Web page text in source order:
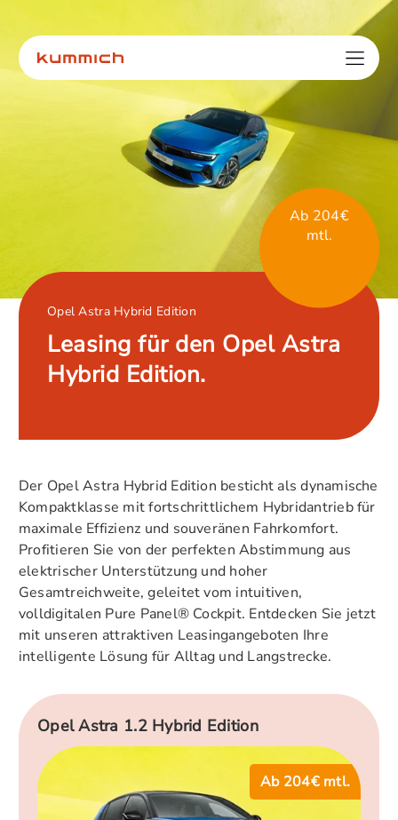
Opel Astra Hybrid Edition
Leasing für den Opel Astra
Hybrid Edition.
Ab 204€
mtl.
Der Opel Astra Hybrid Edition besticht als dynamische
Kompaktklasse mit fortschrittlichem Hybridantrieb für
maximale Effizienz und souveränen Fahrkomfort.
Profitieren Sie von der perfekten Abstimmung aus
elektrischer Unterstützung und hoher
Gesamtreichweite, geleitet vom intuitiven,
volldigitalen Pure Panel® Cockpit. Entdecken Sie jetzt
mit unseren attraktiven Leasingangeboten Ihre
intelligente Lösung für Alltag und Langstrecke.
Opel Astra 1.2 Hybrid Edition
Ab 204€ mtl.